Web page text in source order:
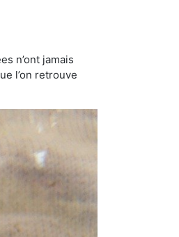
n’ont jamais
l’on retrouve